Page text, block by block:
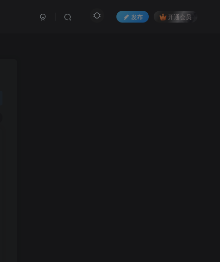
发布 开通会员